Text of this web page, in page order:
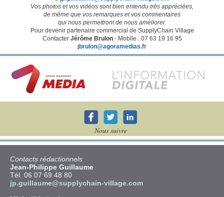
Vos photos et vos vidéos sont bien entendu très appréciées,
de même que vos remarques et vos commentaires
qui nous permettront de nous améliorer.
Pour devenir partenaire commercial de SupplyChain Village
Contacter Jérôme Brulon- Mobile : 07 63 19 16 95
jbrulon@agoramedias.fr
Nous suivre
Contacts rédactionnels
Jean-Philippe Guillaume
Tél. 06 07 69 48 80
jp.guillaume@supplychain-village.com